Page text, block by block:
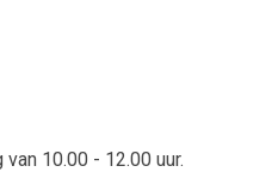
10.00 - 12.00 uur.